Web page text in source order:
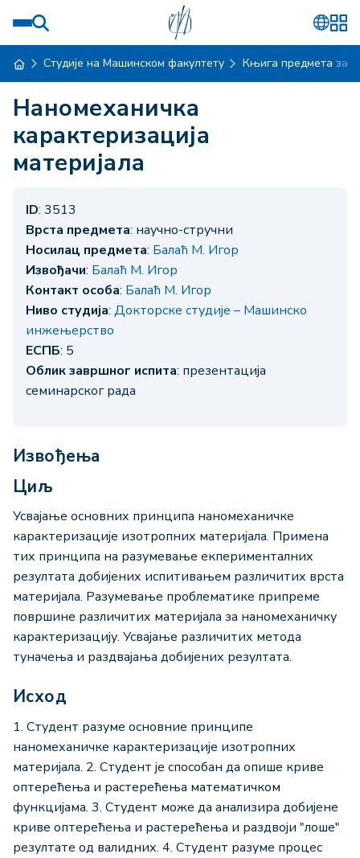
Студије на Машинском факултету Књига предмета за
Наномеханичка
карактеризација
материјала
ID: 3513
Врста предмета: научно-стручни
Носилац предмета: Балаћ М. Игор
Извођачи: Балаћ М. Игор
Контакт особа: Балаћ М. Игор
Ниво студија: Докторске студије – Машинско
инжењерство
ЕСПБ: 5
Облик завршног испита: презентација
семинарског рада
Извођења
Циљ
Усвајање основних принципа наномеханичке
карактеризације изотропних материјала. Примена
тих принципа на разумевање екперименталних
резултата добијених испитивањем различитих врста
материјала. Разумевање проблематике припреме
површине различитих материјала за наномеханичку
карактеризацију. Усвајање различитих метода
туначења и раздвајања добијених резултата.
Исход
1. Студент разуме основние принципе
наномеханичке карактеризације изотропних
материјала. 2. Студент је способан да oпише криве
оптерећења и растерећења математичком
функцијама. 3. Студент може да анализира добијене
криве оптерећења и растерећења и раздвоји "лоше"
резултате од валидних. 4. Студент разуме процес